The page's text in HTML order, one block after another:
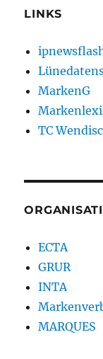
LINKS
MarkenG
TC
ECTA
GRUR
INTA
MARQUES